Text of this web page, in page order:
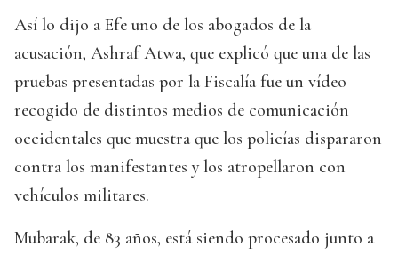
Así lo dijo a Efe uno de los abogados de la
acusación, Ashraf Atwa, que explicó que una de las
pruebas presentadas por la Fiscalía fue un vídeo
recogido de distintos medios de comunicación
occidentales que muestra que los policías dispararon
contra los manifestantes y los atropellaron con
vehículos militares.
Mubarak, de 83 años, está siendo procesado junto a